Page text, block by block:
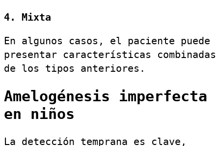
4. Mixta
En algunos casos, el paciente puede
presentar características combinadas
de los tipos anteriores.
Amelogénesis imperfecta
en niños
La detección temprana es clave,